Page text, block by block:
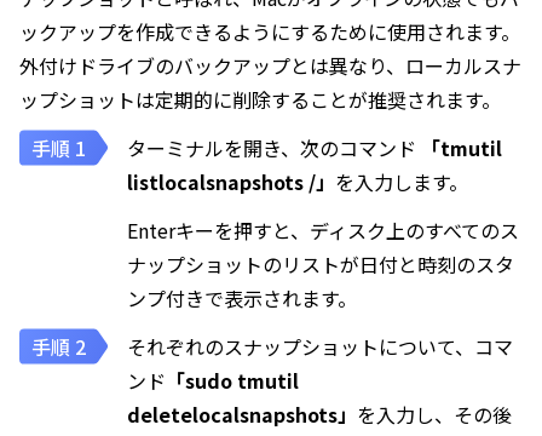
ックアップを作成できるようにするために使用されます。
外付けドライブのバックアップとは異なり、ローカルスナ
ップショットは定期的に削除することが推奨されます。
ターミナルを開き、次のコマンド
「tmutil
listlocalsnapshots /」 を入力します。
Enterキーを押すと、ディスク上のすべてのス
ナップショットのリストが日付と時刻のスタ
ンプ付きで表示されます。
それぞれのスナップショットについて、コマ
ンド 「sudo tmutil
deletelocalsnapshots」 を入力し、その後